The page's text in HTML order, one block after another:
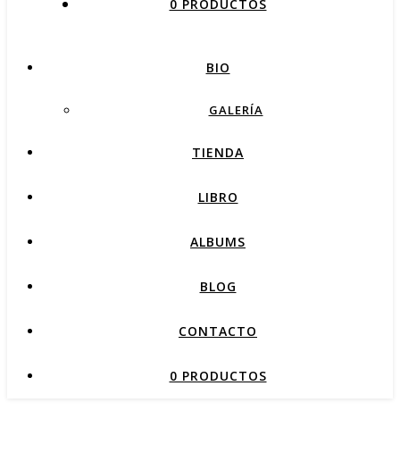
0 PRODUCTOS
BIO
GALERÍA
TIENDA
LIBRO
ALBUMS
BLOG
CONTACTO
0 PRODUCTOS